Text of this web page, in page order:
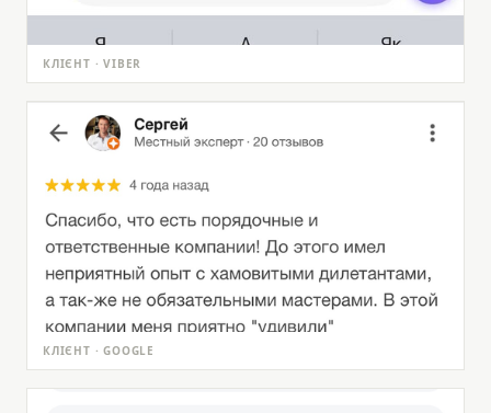
КЛІЄНТ · VIBER
КЛІЄНТ · GOOGLE